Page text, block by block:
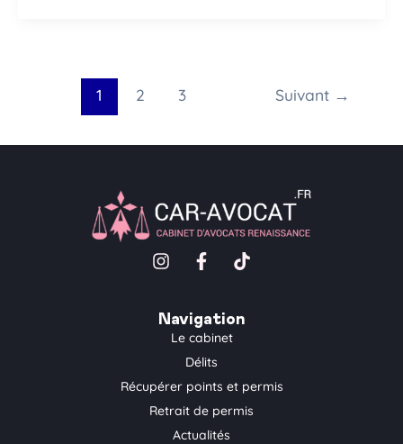
1 2 3 Suivant →
I
t
a
a
m
F
a
e
b
o
o
k
-
f
T
i
t
o
Navigation
Le cabinet
Délits
Récupérer points et permis
Retrait de permis
Actualités